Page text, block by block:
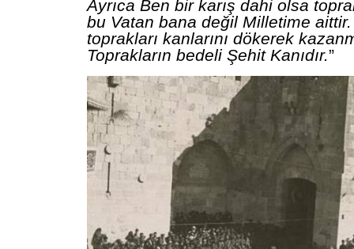
Ayrıca Ben bir karış dahi olsa
bu Vatan bana değil Milletime
toprakları kanlarını dökerek
Toprakların bedeli Şehit Kanıdır.”